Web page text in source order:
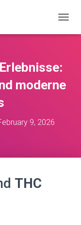
O
A
moderne
9, 2026
THC